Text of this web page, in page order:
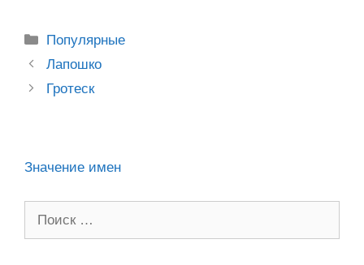
kl
a
ss
b
s
A
p
gr
a
m
Рубрики
Популярные
Post
navigation
Лапошко
Гротеск
Значение имен